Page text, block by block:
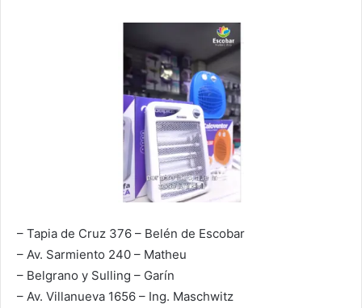
– Tapia de Cruz 376 – Belén de Escobar
– Av. Sarmiento 240 – Matheu
– Belgrano y Sulling – Garín
– Av. Villanueva 1656 – Ing. Maschwitz